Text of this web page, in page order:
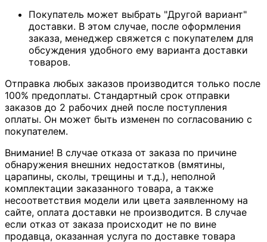
Покупатель может выбрать "Другой вариант"
доставки. В этом случае, после оформления
заказа, менеджер свяжется с покупателем для
обсуждения удобного ему варианта доставки
товаров.
Отправка любых заказов производится только после
100% предоплаты. Стандартный срок отправки
заказов до 2 рабочих дней после поступления
оплаты. Он может быть изменен по согласованию с
покупателем.
Внимание! В случае отказа от заказа по причине
обнаружения внешних недостатков (вмятины,
царапины, сколы, трещины и т.д.), неполной
комплектации заказанного товара, а также
несоответствия модели или цвета заявленному на
сайте, оплата доставки не производится. В случае
если отказ от заказа происходит не по вине
продавца, оказанная услуга по доставке товара